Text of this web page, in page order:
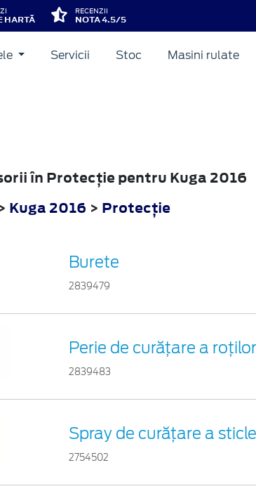
HARTĂ
RECENZII
NOTA 4.5/5
Servicii Stoc Masini rulate
în Protecţie pentru Kuga 2016
Kuga 2016 > Protecţie
Burete
2839479
Perie de curățare a roților
2839483
Spray de curățare a
2754502